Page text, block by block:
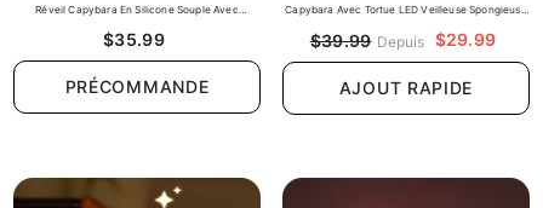
Réveil Capybara En Silicone Souple Avec
Les Filles
$35.99
PRÉCOMMANDE
Capybara Avec Tortue LED Veilleuse Spongieuse
$39.99 Depuis $29.99
AJOUT RAPIDE